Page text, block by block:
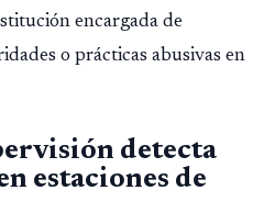
encargada de
o prácticas abusivas en
detecta
estaciones de